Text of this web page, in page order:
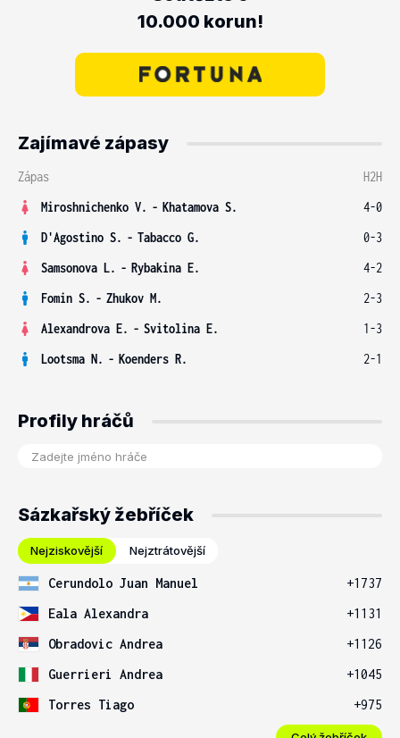
10.000 korun!
Zajímavé zápasy
Zápas
H2H
Miroshnichenko V. - Khatamova S.
4-0
D'Agostino S. - Tabacco G.
0-3
Samsonova L. - Rybakina E.
4-2
Fomin S. - Zhukov M.
2-3
Alexandrova E. - Svitolina E.
1-3
Lootsma N. - Koenders R. 2-1
Profily hráčů
Sázkařský žebříček
Nejziskovější Nejztrátovější
Cerundolo Juan Manuel
+1737
Eala Alexandra
+1131
Obradovic Andrea
+1126
Guerrieri Andrea
+1045
Torres Tiago
+975